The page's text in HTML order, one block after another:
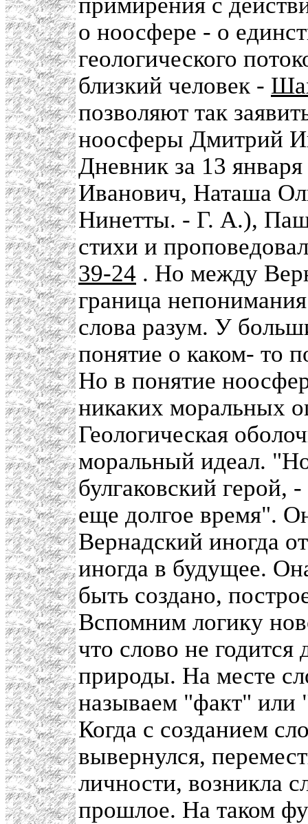
о ноосфере - о
геологического
близкий человек -
позволяют так
ноосферы Дмитрий
Дневник за 13
Иванович, Наташа
Нинетты. - Г. А.),
стихи и
39-24 . Но между
граница
слова разум. У
понятие о каком- то
Но в понятие
никаких моральных
Геологическая
моральный идеал.
булгаковский герой,
еще долгое время".
Вернадский иногда
иногда в будущее.
быть создано,
Вспомним логику
что слово не
природы. На месте
называем "факт" или
Когда с созданием
вывернулся,
личности, возникла
прошлое. На таком